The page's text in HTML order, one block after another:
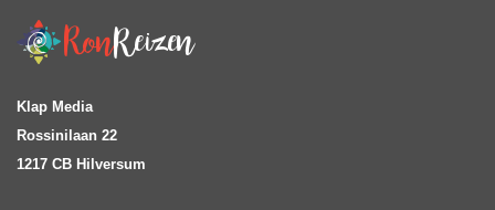
Klap Media
Rossinilaan 22
1217 CB Hilversum